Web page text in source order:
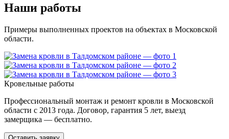
Наши работы
Примеры выполненных проектов на объектах в Московской
области.
Кровельные работы
Профессиональный монтаж и ремонт кровли в Московской
области с 2013 года. Договор, гарантия 5 лет, выезд
замерщика — бесплатно.